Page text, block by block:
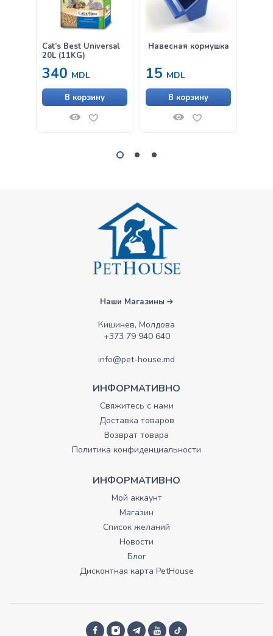
Cat’s Best Universal
20L (11KG)
340 MDL
В корзину
Навесная кормушка
15 MDL
В корзину
Наши Магазины
Кишинев, Молдова
+373 79 940 640
info@pet-house.md
ИНФОРМАТИВНО
Свяжитесь с нами
Доставка товаров
Возврат товара
Политика конфиденциальности
ИНФОРМАТИВНО
Мой аккаунт
Магазин
Список желаний
Новости
Блог
Дисконтная карта PetHouse